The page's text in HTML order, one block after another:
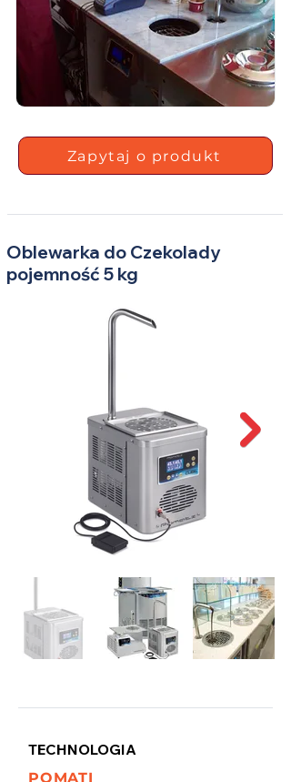
Zapytaj o produkt
Oblewarka do Czekolady
pojemność 5 kg
TECHNOLOGIA
POMATI